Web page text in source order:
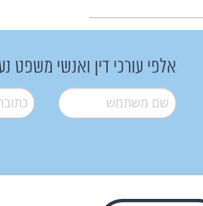
אלפי עורכי דין ואנשי משפט
שם משתמש* דואל*